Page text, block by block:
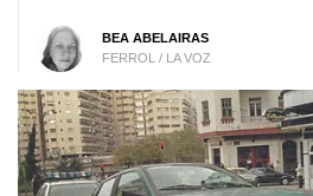
BEA ABELAIRAS
FERROL / LA VOZ